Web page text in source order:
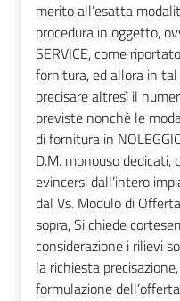
merito all’esatta
procedura in oggetto,
SERVICE, come
fornitura, ed allora in
precisare altresì il
previste nonchè le
di fornitura in
D.M. monouso dedicati,
evincersi dall’intero
dal Vs. Modulo di
sopra, Si chiede
considerazione i rilievi
la richiesta
formulazione